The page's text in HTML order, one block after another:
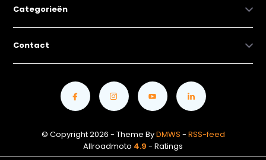
Categorieën
Contact
© Copyright 2026 - Theme ByDMWS - RSS-feed
Allroadmoto 4.9 - Ratings